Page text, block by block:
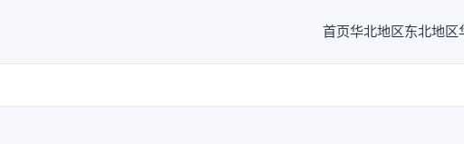
首页华北地区东北地区